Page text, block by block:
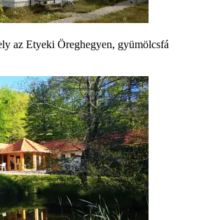
az Etyeki Öreghegyen, gyümölcsfá